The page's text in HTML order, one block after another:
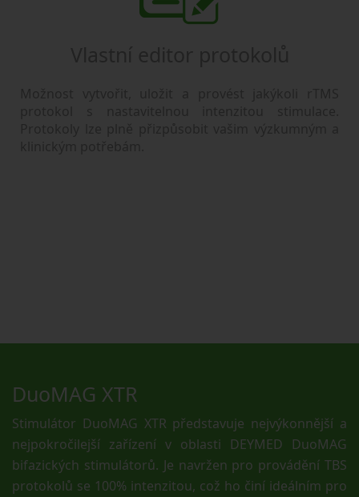
DuoMAG XTR
Stimulátor DuoMAG XTR představuje nejvýkonnější a
nejpokročilejší zařízení v oblasti DEYMED DuoMAG
bifazických stimulátorů. Je navržen pro provádění TBS
protokolů se 100% intenzitou, což ho činí ideálním pro